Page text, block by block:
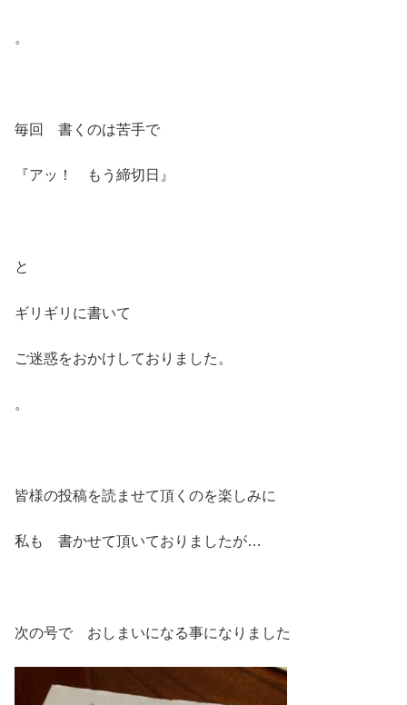
。
毎回 書くのは苦手で
『アッ！ もう締切日』
と
ギリギリに書いて
ご迷惑をおかけしておりました。
。
皆様の投稿を読ませて頂くのを楽しみに
私も 書かせて頂いておりましたが…
次の号で おしまいになる事になりました